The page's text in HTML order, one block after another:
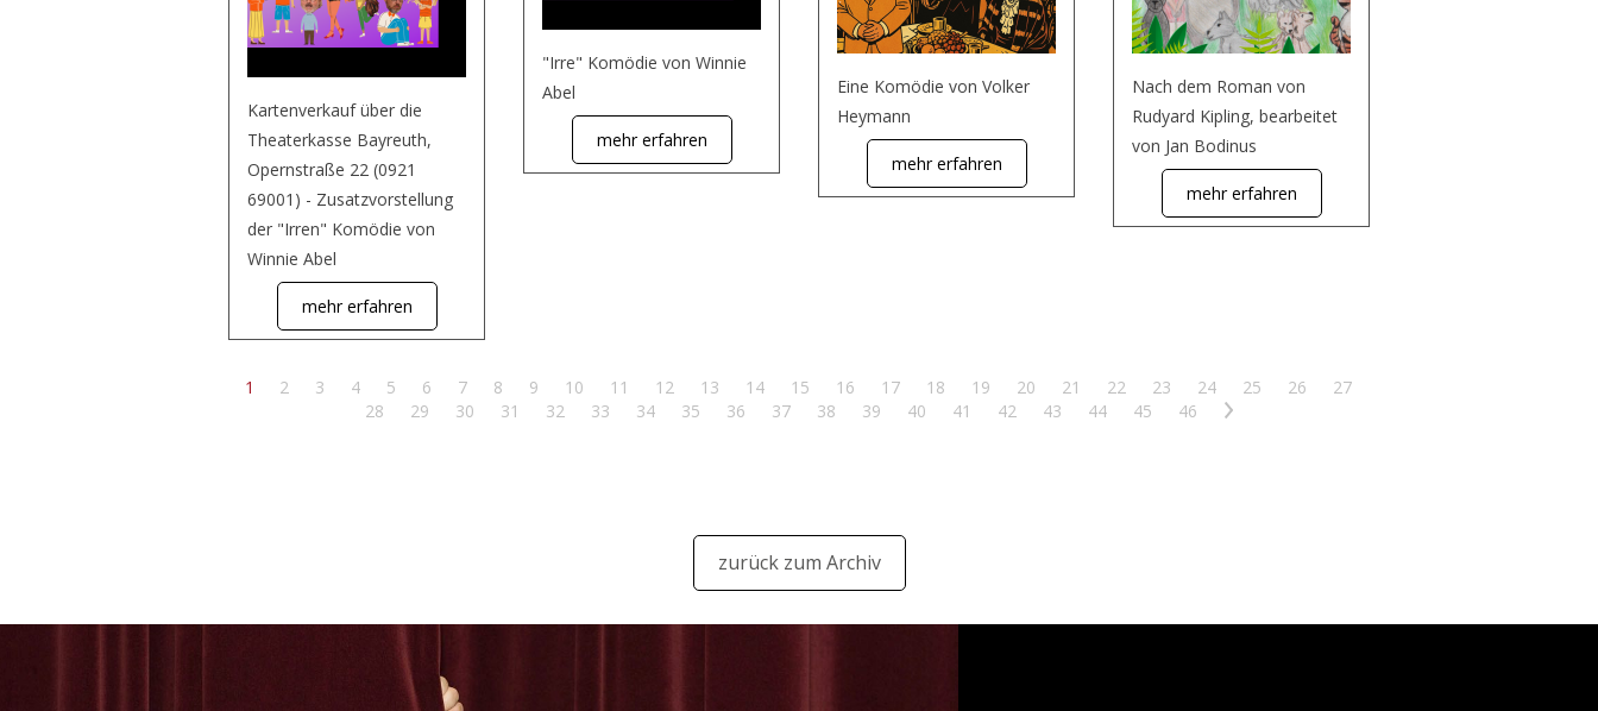
Kartenverkauf über die
Theaterkasse Bayreuth,
Opernstraße 22 (0921
69001) - Zusatzvorstellung
der "Irren" Komödie von
Winnie Abel
mehr erfahren
"Irre" Komödie von Winnie
Abel
mehr erfahren
Eine Komödie von Volker
Heymann
mehr erfahren
Nach dem Roman von
Rudyard Kipling, bearbeitet
von Jan Bodinus
mehr erfahren
1 2 3 4 5 6 7 8 9 10 11 12 13 14 15 16 17 18 19 20 21 22 23 24 25 26
27
28
29 30 31 32 33 34 35 36 37 38 39 40 41 42 43 44 45 46 >
zurück zum Archiv